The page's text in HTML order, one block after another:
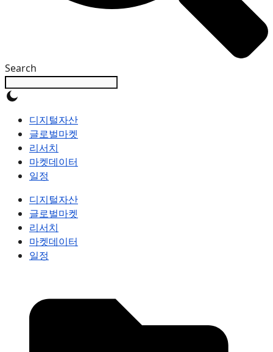
Search
디지털자산
글로벌마켓
리서치
마켓데이터
일정
디지털자산
글로벌마켓
리서치
마켓데이터
일정